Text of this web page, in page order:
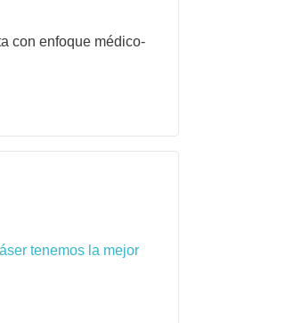
con enfoque médico-
tenemos la mejor